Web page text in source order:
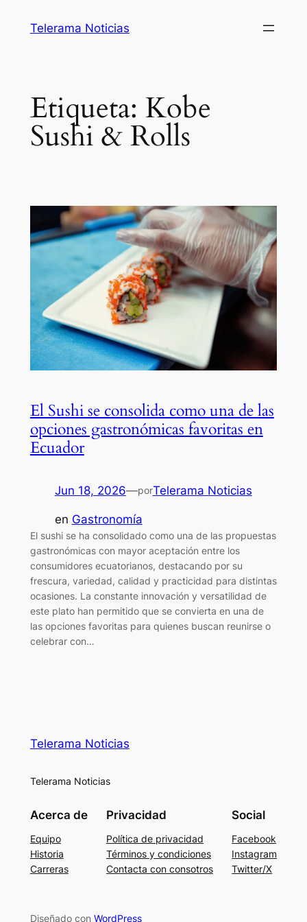
Telerama Noticias
Etiqueta: Kobe
Sushi & Rolls
El Sushi se consolida como una de las
opciones gastronómicas favoritas en
Ecuador
Jun 18, 2026—porTelerama Noticias
en Gastronomía
El sushi se ha consolidado como una de las propuestas
gastronómicas con mayor aceptación entre los
consumidores ecuatorianos, destacando por su
frescura, variedad, calidad y practicidad para distintas
ocasiones. La constante innovación y versatilidad de
este plato han permitido que se convierta en una de
las opciones favoritas para quienes buscan reunirse o
celebrar con…
Telerama Noticias
Telerama Noticias
Acerca de
Equipo
Historia
Carreras
Privacidad
Política de privacidad
Términos y condiciones
Contacta con consotros
Social
Facebook
Instagram
Twitter/X
Diseñado con WordPress